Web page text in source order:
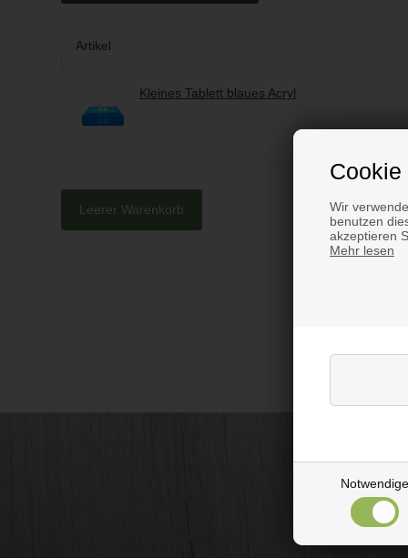
Cookie
Wir
benutzen
akzeptieren
Mehr lesen
Notwendige
Artikel
Kleines Tablett blaues Acryl
Leerer Warenkorb